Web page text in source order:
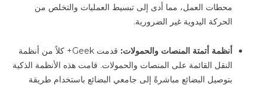
محطات العمل، مما أدى إلى تبسيط العمليات والتخلص من
الحركة اليدوية غير الضرورية.
أنظمة أتمتة المنصات والحمولات:
قدمت Geek+ كلاً من أنظمة
النقل القائمة على المنصات والحمولات. قامت هذه الأنظمة الذكية
بتوصيل البضائع مباشرةً إلى جامعي البضائع باستخدام طريقة